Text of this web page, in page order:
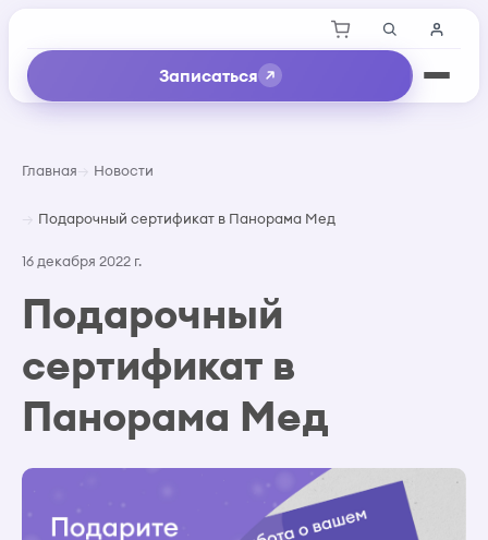
Записаться
Главная Новости
Подарочный сертификат в Панорама Мед
16 декабря 2022 г.
Подарочный
сертификат в
Панорама Мед